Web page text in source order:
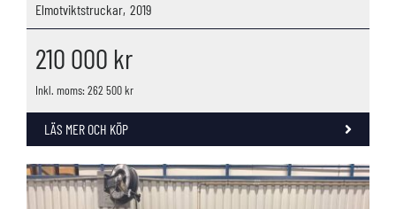
Elmotviktstruckar, 2019
210 000 kr
Inkl. moms: 262 500 kr
LÄS MER OCH KÖP